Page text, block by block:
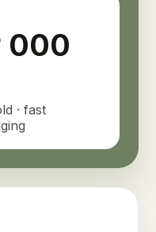
000
· fast